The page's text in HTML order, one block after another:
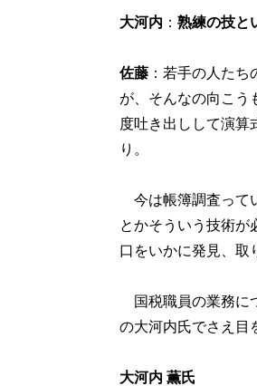
大河内 ： 熟練の技と
佐藤：若手の人たち
が、そんなの向こう
度吐き出しして演算
り。
今は帳簿調査って
とかそういう技術が
口をいかに発見、取
国税職員の業務に
の大河内氏でさえ目
大河内 薫氏